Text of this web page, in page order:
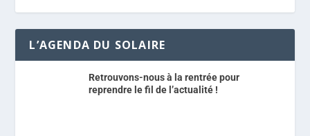
L’AGENDA DU SOLAIRE
Retrouvons-nous à la rentrée pour
reprendre le fil de l’actualité !